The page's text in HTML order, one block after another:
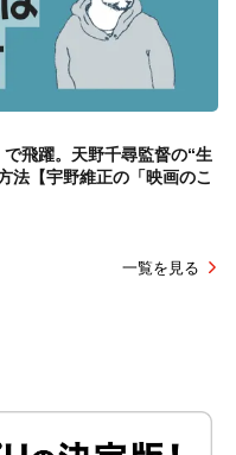
飛躍。天野千尋監督の“生
法【宇野維正の「映画のこ
一覧を見る